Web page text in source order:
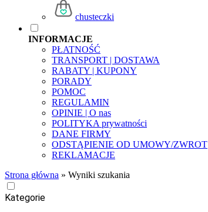
chusteczki
INFORMACJE
PŁATNOŚĆ
TRANSPORT | DOSTAWA
RABATY | KUPONY
PORADY
POMOC
REGULAMIN
OPINIE | O nas
POLITYKA prywatności
DANE FIRMY
ODSTĄPIENIE OD UMOWY/ZWROT
REKLAMACJE
Strona główna » Wyniki szukania
Kategorie